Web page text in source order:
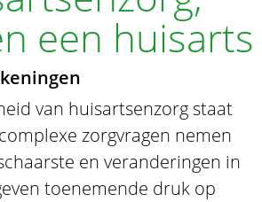
een huisarts
van huisartsenzorg staat
zorgvragen nemen
en veranderingen in
toenemende druk op